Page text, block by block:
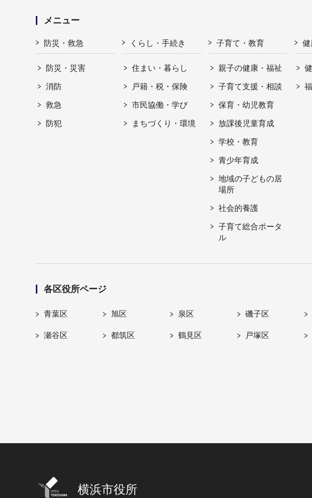
メニュー
防災・救急
防災・災害
消防
救急
防犯
くらし・手続き
住まい・暮らし
戸籍・税・保険
市民協働・学び
まちづくり・環境
子育て・教育
親子の健康・福祉
子育て支援・相談
保育・幼児教育
放課後児童育成
学校・教育
青少年育成
地域の子どもの居
場所
社会的養護
子育て総合ポータ
ル
健
各区役所ページ
青葉区 旭区 泉区 磯子区
瀬谷区 都筑区 鶴見区 戸塚区
横浜市役所